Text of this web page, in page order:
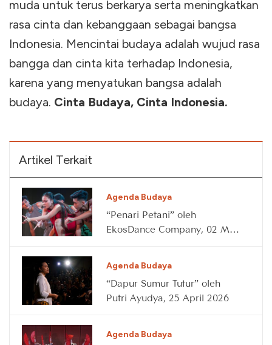
muda untuk terus berkarya serta meningkatkan
rasa cinta dan kebanggaan sebagai bangsa
Indonesia. Mencintai budaya adalah wujud rasa
bangga dan cinta kita terhadap Indonesia,
karena yang menyatukan bangsa adalah
budaya. Cinta Budaya, Cinta Indonesia.
Artikel Terkait
Agenda Budaya
“Penari Petani” oleh
EkosDance Company, 02 May
Agenda Budaya
“Dapur Sumur Tutur” oleh
Putri Ayudya, 25 April 2026
Agenda Budaya